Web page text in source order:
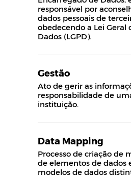
responsável por
dados pessoais de
obedecendo a Lei Geral
Dados (LGPD).
Gestão
Ato de gerir as
responsabilidade de
instituição.
Data Mapping
Processo de criação de
de elementos de dados
modelos de dados